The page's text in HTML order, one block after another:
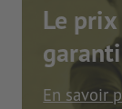
Le
En savoir